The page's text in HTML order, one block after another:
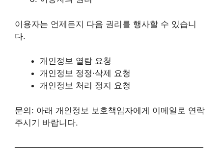
이용자는 언제든지 다음 권리를 행사할 수 있습니
다.
개인정보 열람 요청
개인정보 정정·삭제 요청
개인정보 처리 정지 요청
문의: 아래 개인정보 보호책임자에게 이메일로 연락
주시기 바랍니다.
────────────────────────────────